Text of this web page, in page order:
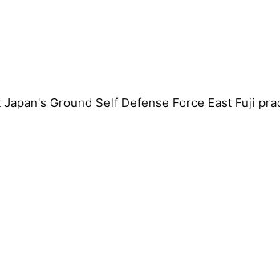
Ground Self Defense Force East Fuji